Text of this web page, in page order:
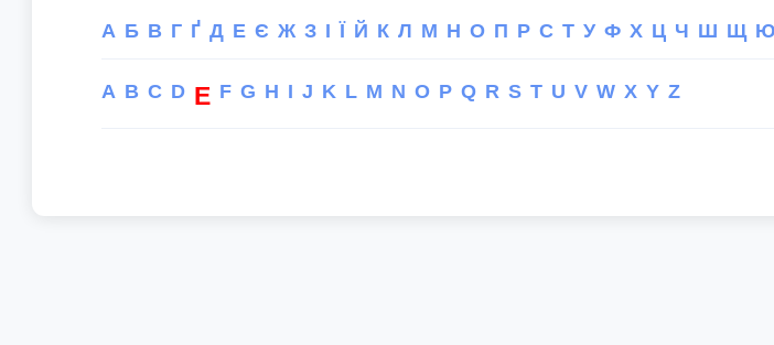
А Б В Г Ґ Д Е Є Ж З І Ї Й К Л М Н О П Р С Т У Ф Х Ц Ч Ш Щ Ю
A B C D E F G H I J K L M N O P Q R S T U V W X Y Z